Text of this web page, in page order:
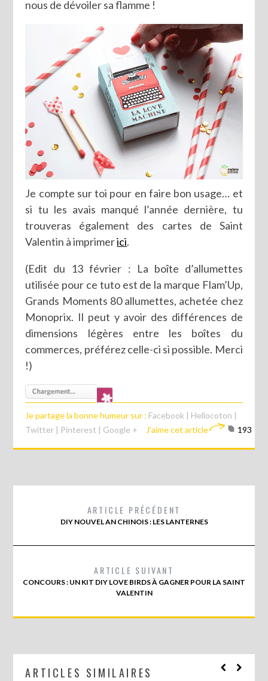
nous de dévoiler sa flamme !
Je compte sur toi pour en faire bon usage… et
si tu les avais manqué l’année dernière, tu
trouveras également des cartes de Saint
Valentin à imprimerici.
(Edit du 13 février : La boîte d’allumettes
utilisée pour ce tuto est de la marque Flam’Up,
Grands Moments 80 allumettes, achetée chez
Monoprix. Il peut y avoir des différences de
dimensions légères entre les boîtes du
commerces, préférez celle-ci si possible. Merci
!)
Je partage la bonne humeur sur : Facebook | Hellocoton |
Twitter | Pinterest | Google + J'aime cet article 193
ARTICLE PRÉCÉDENT
DIY NOUVEL AN CHINOIS : LES LANTERNES
ARTICLE SUIVANT
CONCOURS : UN KIT DIY LOVE BIRDS À GAGNER POUR LA SAINT
VALENTIN
ARTICLES SIMILAIRES